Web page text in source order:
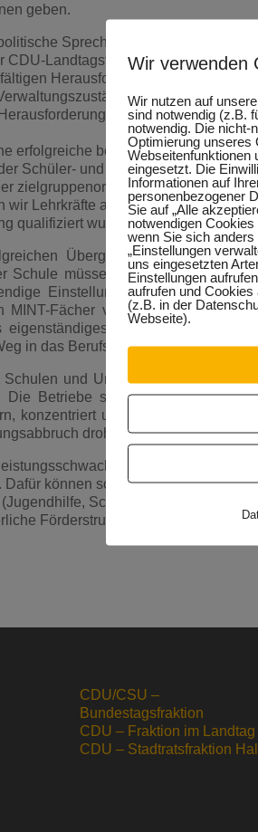
geben.
Sprecher, Hardy Peter
Landtagsfraktion, Thomas
Herausforderungen, wie zum
der
erfolgreich zu
erfolgreiche berufliche Ausbildung
Schüler- und Elternschaft frühzeitig
zielgruppenorientierten
wir Lehrkräfte an den Schulen, die
qualifiziert wurden.
Übergangs von der
Schule müssen die
Einstellung zum späteren
MINT-Fächer vonnöten. Unserer
eigenständiges Fach oder durch
in das Berufsleben sein.
Schulen und Unternehmen runden
Betriebe sollten durch ein
konzentriert und zielbewusst
droht.
Jugendliche bzw.
Dafür können sogenannte
Schule, Wirtschaft,
Förderstruktur sorgen.“
CDU/CSU –
Bundestagsfraktion
CDU – Fraktion im Landtag
CDU – Stadtratsfraktion
Wir verwenden
Wir nutzen auf
sind notwendig (z.B.
notwendig. Die nicht-
Optimierung unseres
Webseitenfunktionen
eingesetzt. Die
Informationen auf
personenbezogener
Sie auf „Alle
notwendigen Cookies
wenn Sie sich
„Einstellungen
uns eingesetzten
Einstellungen
aufrufen und
(z.B. in der
Webseite).